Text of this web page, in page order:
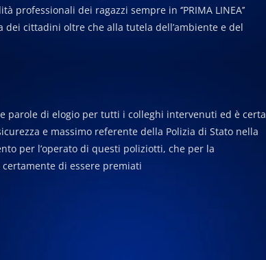
dei ragazzi sempre in ‘’PRIMA LINEA’’
cittadini oltre che alla tutela dell’ambiente e del
parole di elogio per tutti i colleghi intervenuti ed è certa
e massimo referente della Polizia di Stato nella
per l’operato di questi poliziotti, che per la
di essere premiati